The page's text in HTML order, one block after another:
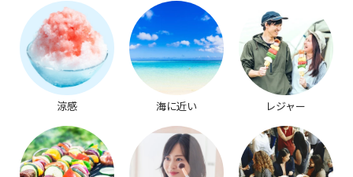
涼感 海に近い レジャー